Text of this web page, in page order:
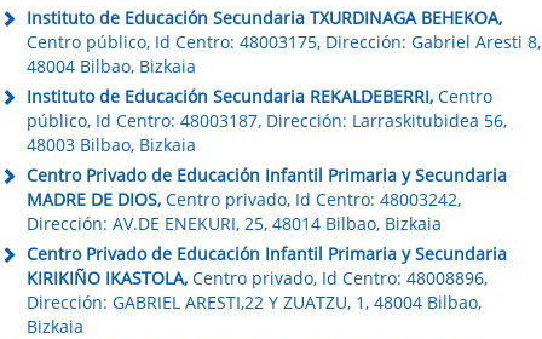
Instituto de Educación Secundaria TXURDINAGA BEHEKOA,
Centro público, Id Centro: 48003175, Dirección: Gabriel Aresti 8,
48004 Bilbao, Bizkaia
Instituto de Educación Secundaria REKALDEBERRI, Centro
público, Id Centro: 48003187, Dirección: Larraskitubidea 56,
48003 Bilbao, Bizkaia
Centro Privado de Educación Infantil Primaria y Secundaria
MADRE DE DIOS, Centro privado, Id Centro: 48003242,
Dirección: AV.DE ENEKURI, 25, 48014 Bilbao, Bizkaia
Centro Privado de Educación Infantil Primaria y Secundaria
KIRIKIÑO IKASTOLA, Centro privado, Id Centro: 48008896,
Dirección: GABRIEL ARESTI,22 Y ZUATZU, 1, 48004 Bilbao,
Bizkaia